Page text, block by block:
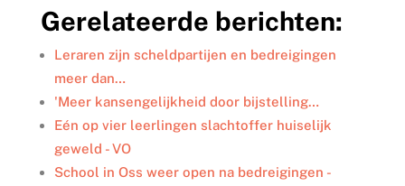
e
d
I
n
b
o
o
k
t
e
r
l
n
Gerelateerde berichten:
Leraren zijn scheldpartijen en bedreigingen
meer dan…
'Meer kansengelijkheid door bijstelling…
Eén op vier leerlingen slachtoffer huiselijk
geweld - VO
School in Oss weer open na bedreigingen -